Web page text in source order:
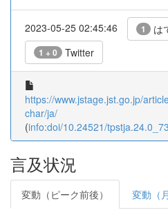
2023-05-25 02:45:46 1 は
1 + 0 Twitter
https://www.jstage.jst.go.jp/
char/ja/
(info:doi/10.24521/tpstja.24.0_73
言及状況
変動（ピーク前後） 変動（